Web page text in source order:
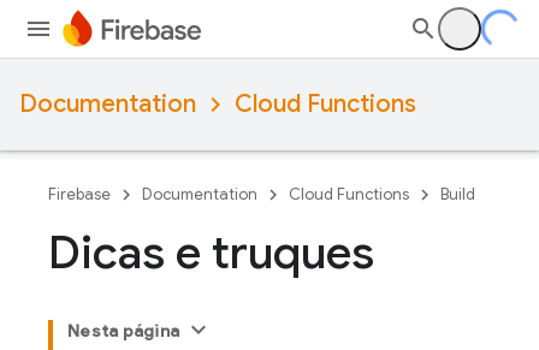
Documentation Cloud Functions
Firebase Documentation Cloud Functions Build
Dicas e truques
Nesta página